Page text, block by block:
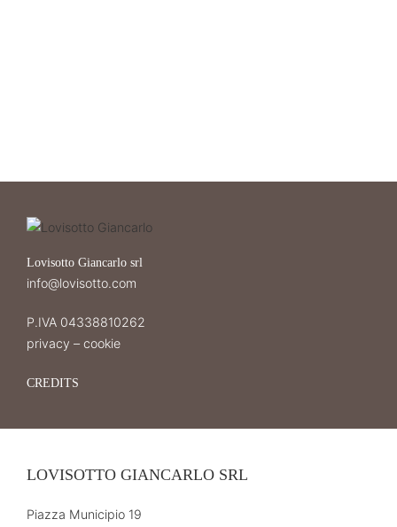
Lovisotto Giancarlo srl
info@lovisotto.com
P.IVA 04338810262
privacy – cookie
CREDITS
LOVISOTTO GIANCARLO SRL
Piazza Municipio 19